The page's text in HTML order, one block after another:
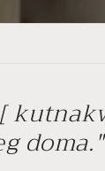
doma."